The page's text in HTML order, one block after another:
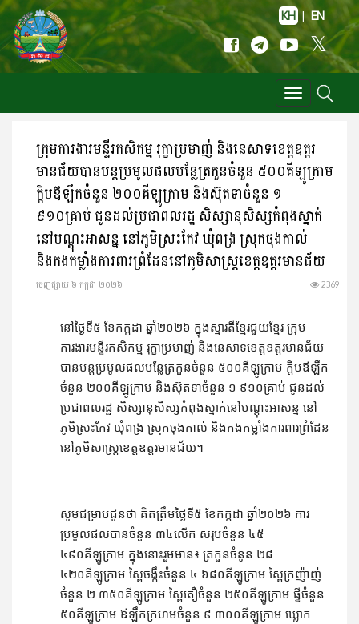
KH | EN
Toggle
navigation
ក្រុមការងារមន្ទីរកសិកម្ម រុក្ខាប្រមាញ់ និងនេសាទខេត្តឧត្តរ
មានជ័យបានបន្តប្រមូលផលបន្លែត្រកួនចំនួន ៥០០គីឡូក្រាម
ក្តិបឪឡឹកចំនួន ២០០គីឡូក្រាម និងស៊ុតទាចំនួន ១
៩១០គ្រាប់ ជូនដល់ប្រជាពលរដ្ឋ សិស្សានុសិស្សកំពុងស្នាក់
នៅបណ្តុះអាសន្ន នៅភូមិស្រះកែវ ឃុំពង្រ ស្រុកចុងកាល់
និងកងកម្លាំងការពារព្រំដែននៅភូមិសាស្ត្រខេត្តឧត្តរមានជ័យ
ចេញ​ផ្សាយ​ ៦ កក្កដា ២០២៦ 2369
នៅថ្ងៃទី៥ ខែកក្កដា ឆ្នាំ២០២៦ ក្នុងស្មារតីខ្មែរជួយខ្មែរ ក្រុម
ការងារមន្ទីរកសិកម្ម រុក្ខាប្រមាញ់ និងនេសាទខេត្តឧត្តរមានជ័យ
បានបន្តប្រមូលផលបន្លែត្រកួនចំនួន ៥០០គីឡូក្រាម ក្តិបឪឡឹក
ចំនួន ២០០គីឡូក្រាម និងស៊ុតទាចំនួន ១ ៩១០គ្រាប់ ជូនដល់
ប្រជាពលរដ្ឋ សិស្សានុសិស្សកំពុងស្នាក់នៅបណ្តុះអាសន្ន នៅ
ភូមិស្រះកែវ ឃុំពង្រ ស្រុកចុងកាល់ និងកងកម្លាំងការពារព្រំដែន
នៅភូមិសាស្ត្រខេត្តឧត្តរមានជ័យ។
សូមជម្រាបជូនថា គិតត្រឹមថ្ងៃទី៥ ខែកក្កដា ឆ្នាំ២០២៦ ការ
ប្រមូលផលបានចំនួន ៣៤លើក សរុបចំនួន ៤៥
៤៩០គីឡូក្រាម ក្នុងនោះរួមមាន៖ ត្រកួនចំនូន ២៨
៤២០គីឡូក្រាម ស្ពៃចង្កឹះចំនួន ៤ ៦៨០គីឡូក្រាម ស្ពៃក្រញ៉ាញ់
ចំនួន ២ ៣៥០គីឡូក្រាម ស្ពៃតឿចំនួន ២៥០គីឡូក្រាម ផ្ទីចំនួន
៥០គីឡូក្រាម ឪឡឹកក្រហមចំនួន ៩ ៣០០គីឡូក្រាម ឃ្លោក